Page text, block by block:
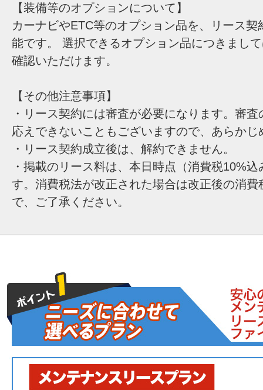
【装備等のオプションについて】
カーナビやETC等のオプション品を、リース契
能です。 選択できるオプション品につきまし
確認いただけます。
【その他注意事項】
・リース契約には審査が必要になります。審
応えできないこともございますので、あらか
・リース契約成立後は、解約できません。
・掲載のリース料は、本日時点（消費税10%
す。消費税法が改正された場合は改正後の消費
で、ご了承ください。